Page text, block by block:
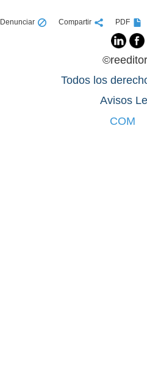
Denunciar Compartir PDF
Todos los
Avisos